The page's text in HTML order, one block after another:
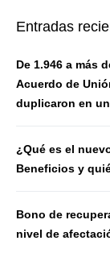
Entradas
De 1.946 a más
Acuerdo de
duplicaron en
¿Qué es el
Beneficios y
Bono de
nivel de